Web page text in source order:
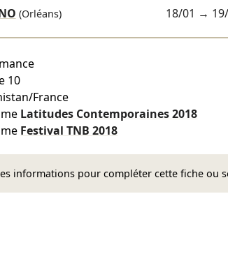
(Orléans) 18/01 →
10
France
Latitudes Contemporaines2018
Festival TNB2018
informations pour compléter cette fiche ou